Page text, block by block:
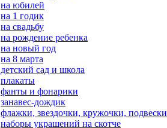
на юбилей
на 1 годик
на свадьбу
на рождение ребенка
на новый год
на 8 марта
детский сад и школа
плакаты
фанты и фонарики
занавес-дождик
флажки, звездочки, кружочки, подвески
наборы украшений на скотче